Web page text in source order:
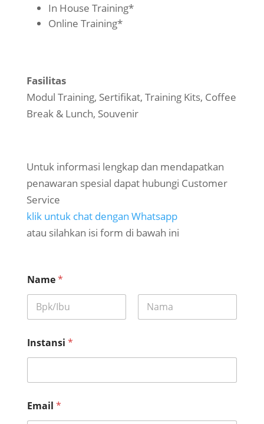
In House Training*
Online Training*
Fasilitas
Modul Training, Sertifikat, Training Kits, Coffee
Break & Lunch, Souvenir
Untuk informasi lengkap dan mendapatkan
penawaran spesial dapat hubungi Customer
Service
klik untuk chat dengan Whatsapp
atau silahkan isi form di bawah ini
Name*
Instansi *
Email *